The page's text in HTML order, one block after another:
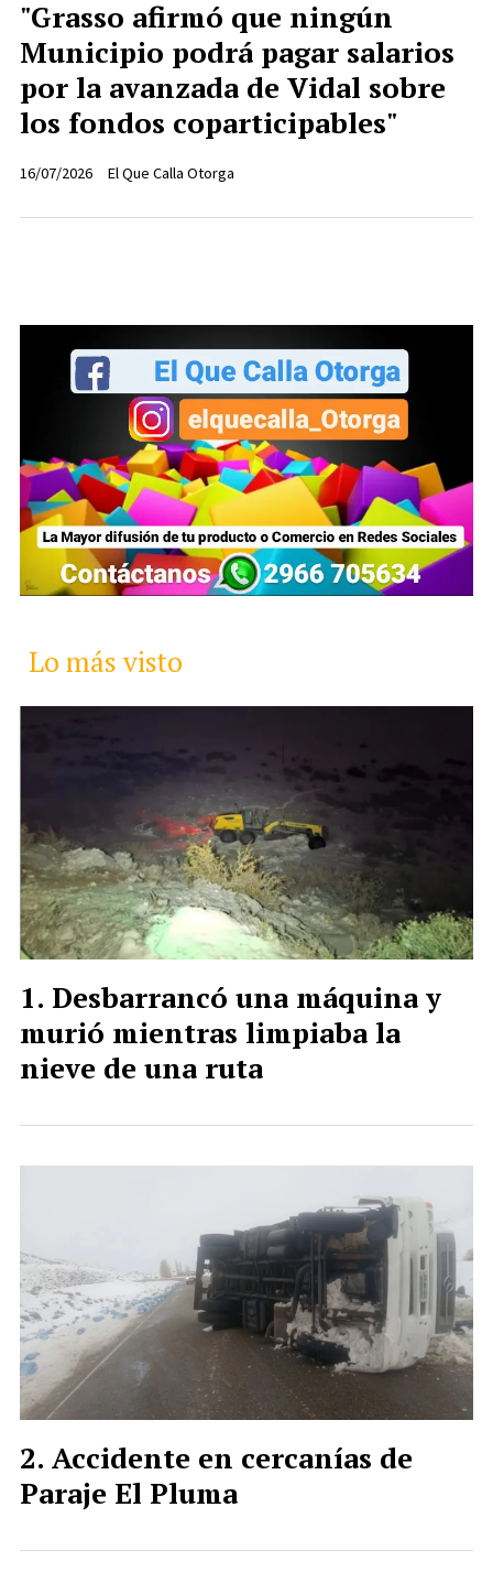
"Grasso afirmó que ningún
Municipio podrá pagar salarios
por la avanzada de Vidal sobre
los fondos coparticipables"
El Que Calla Otorga
16/07/2026
Lo más visto
Desbarrancó una máquina y
murió mientras limpiaba la
nieve de una ruta
Accidente en cercanías de
Paraje El Pluma